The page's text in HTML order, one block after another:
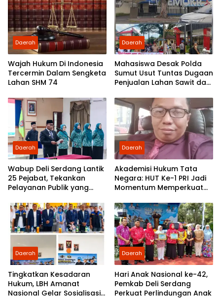
Daerah
Wajah Hukum Di Indonesia
Tercermin Dalam Sengketa
Lahan SHM 74
Daerah
Mahasiswa Desak Polda
Sumut Usut Tuntas Dugaan
Penjualan Lahan Sawit dan
Partai Demokrat Sumut
Daerah
Wabup Deli Serdang Lantik
25 Pejabat, Tekankan
Pelayanan Publik yang
Daerah
Akademisi Hukum Tata
Negara: HUT Ke-1 PRI Jadi
Momentum Memperkuat
Pengabdian kepada
Rakyat
Daerah
Tingkatkan Kesadaran
Hukum, LBH Amanat
Nasional Gelar Sosialisasi
Daerah
Hari Anak Nasional ke-42,
Pemkab Deli Serdang
Perkuat Perlindungan Anak